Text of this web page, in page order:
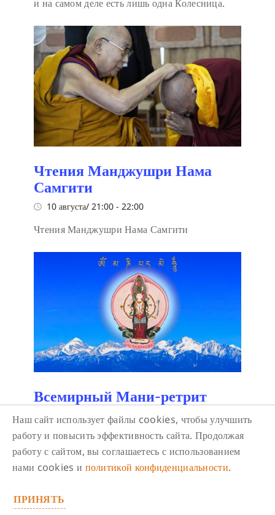
и на самом деле есть лишь одна Колесница.
Чтения Манджушри Нама
Самгити
10 августа/ 21:00 - 22:00
Чтения Манджушри Нама Самгити
Всемирный Мани-ретрит
2026
12 сентября/ 18:00-19:30
Это масштабное мероприятие проводится
впервые и посвящено счастью и просветлению
Наш сайт использует файлы cookies, чтобы улучшить
работу и повысить эффективность сайта. Продолжая
работу с сайтом, вы соглашаетесь с использованием
нами cookies и политикой конфиденциальности.
ПРИНЯТЬ